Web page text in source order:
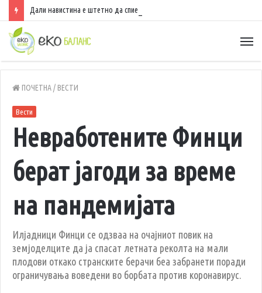
Дали навистина е штетно да спиете со вклучен вентилатор?
ПОЧЕТНА/ ВЕСТИ
Вести
Невработените Финци
берат јагоди за време
на пандемијата
Илјадници Финци се одзваа на очајниот повик на
земјоделците да ја спасат летната реколта на мали
плодови откако странските берачи беа забранети поради
ограничувања воведени во борбата против коронавирус.